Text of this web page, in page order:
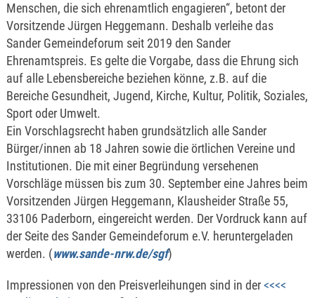
Menschen, die sich ehrenamtlich engagieren“, betont der
Vorsitzende Jürgen Heggemann. Deshalb verleihe das
Sander Gemeindeforum seit 2019 den Sander
Ehrenamtspreis. Es gelte die Vorgabe, dass die Ehrung sich
auf alle Lebensbereiche beziehen könne, z.B. auf die
Bereiche Gesundheit, Jugend, Kirche, Kultur, Politik, Soziales,
Sport oder Umwelt.
Ein Vorschlagsrecht haben grundsätzlich alle Sander
Bürger/innen ab 18 Jahren sowie die örtlichen Vereine und
Institutionen. Die mit einer Begründung versehenen
Vorschläge müssen bis zum 30. September eine Jahres beim
Vorsitzenden Jürgen Heggemann, Klausheider Straße 55,
33106 Paderborn, eingereicht werden. Der Vordruck kann auf
der Seite des Sander Gemeindeforum e.V. heruntergeladen
werden. (www.sande-nrw.de/sgf)
Impressionen von den Preisverleihungen sind in der<<<<